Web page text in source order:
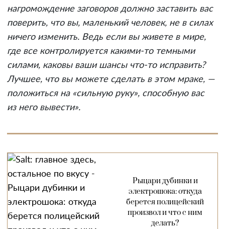
нагромождение заговоров должно заставить вас
поверить, что вы, маленький человек, не в силах
ничего изменить. Ведь если вы живете в мире,
где все контролируется какими-то темными
силами, каковы ваши шансы что-то исправить?
Лучшее, что вы можете сделать в этом мраке, —
положиться на «сильную руку», способную вас
из него вывести».
Рыцари дубинки и
электрошока: откуда
берется полицейский
произвол и что с ним
делать?